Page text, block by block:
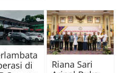
di
Riana Sari